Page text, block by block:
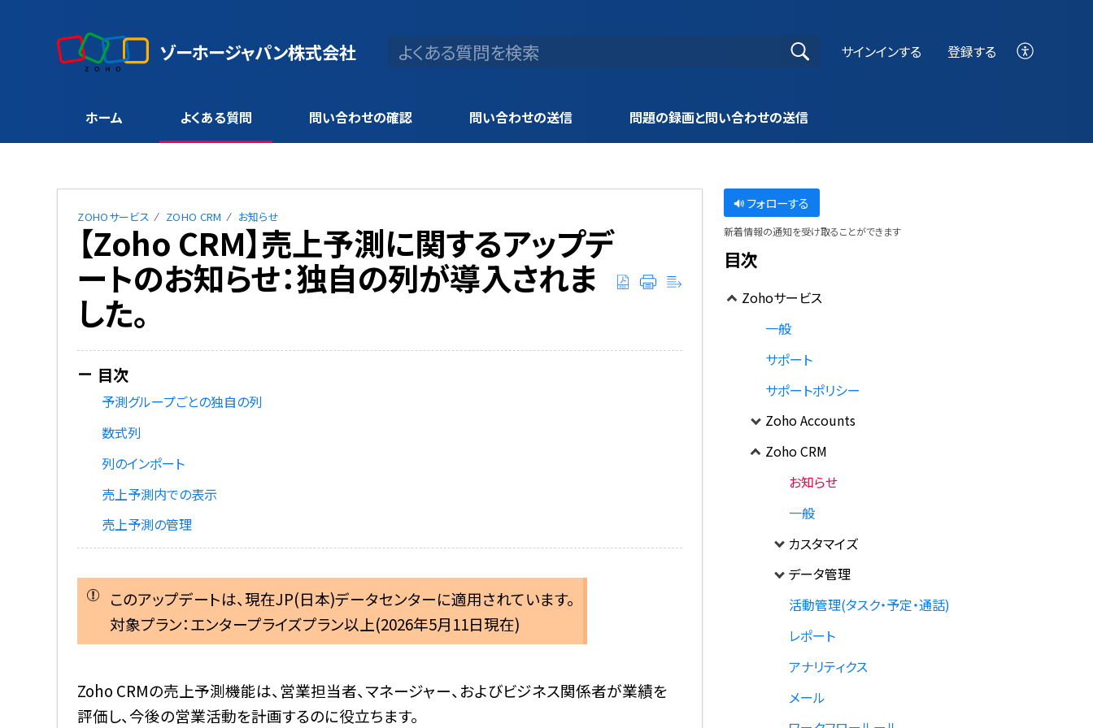
ゾーホージャパン株式会社 サインインする 登録する
ホーム よくある質問 問い合わせの確認 問い合わせの送信 問題の録画と問い合わせの送信
ZOHOサービス ZOHO CRM お知らせ
【Zoho CRM】売上予測に関するアップデ
ートのお知らせ：独自の列が導入されま
した。
予測グループごとの独自の列
数式列
列のインポート
売上予測内での表示
売上予測の管理
このアップデートは、現在JP(日本)データセンターに適用されています。
対象プラン：エンタープライズプラン以上(2026年5月11日現在)
Zoho CRMの売上予測機能は、営業担当者、マネージャー、およびビジネス関係者が業績を
評価し、今後の営業活動を計画するのに役立ちます。
フォローする
新着情報の通知を受け取ることができます
目次
Zohoサービス
一般
サポート
サポートポリシー
Zoho Accounts
Zoho CRM
お知らせ
一般
カスタマイズ
データ管理
活動管理(タスク・予定・通話)
レポート
アナリティクス
メール